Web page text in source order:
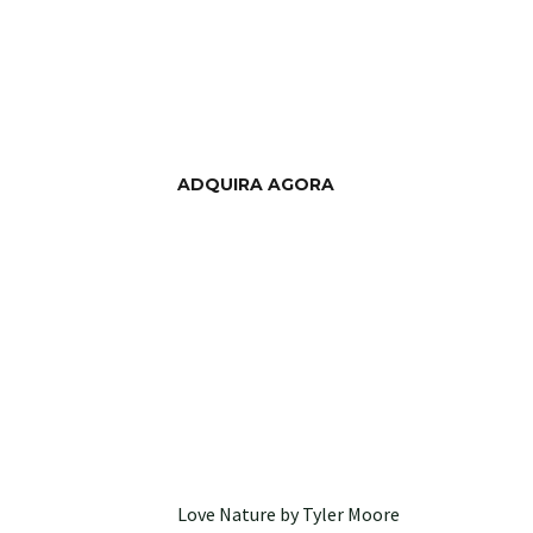
ADQUIRA AGORA
Love Nature by Tyler Moore